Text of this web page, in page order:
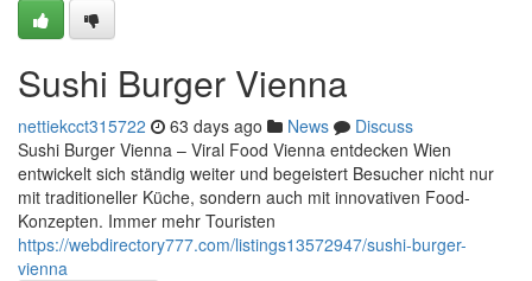
Sushi Burger Vienna
nettiekcct315722 63 days ago News
Discuss
Sushi Burger Vienna – Viral Food Vienna entdecken Wien
entwickelt sich ständig weiter und begeistert Besucher nicht nur
mit traditioneller Küche, sondern auch mit innovativen Food-
Konzepten. Immer mehr Touristen
https://webdirectory777.com/listings13572947/sushi-burger-
vienna